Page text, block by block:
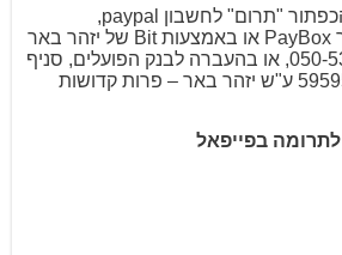
באמצעות לחיצה על הכפתור "תרום" לחשבון paypal,
באמצעות העברה דרך PayBox או באמצעות Bit של יזהר באר
פרות קדושות 050-5317531, או בהעברה לבנק הפועלים, סניף
לתרומה בפייפאל